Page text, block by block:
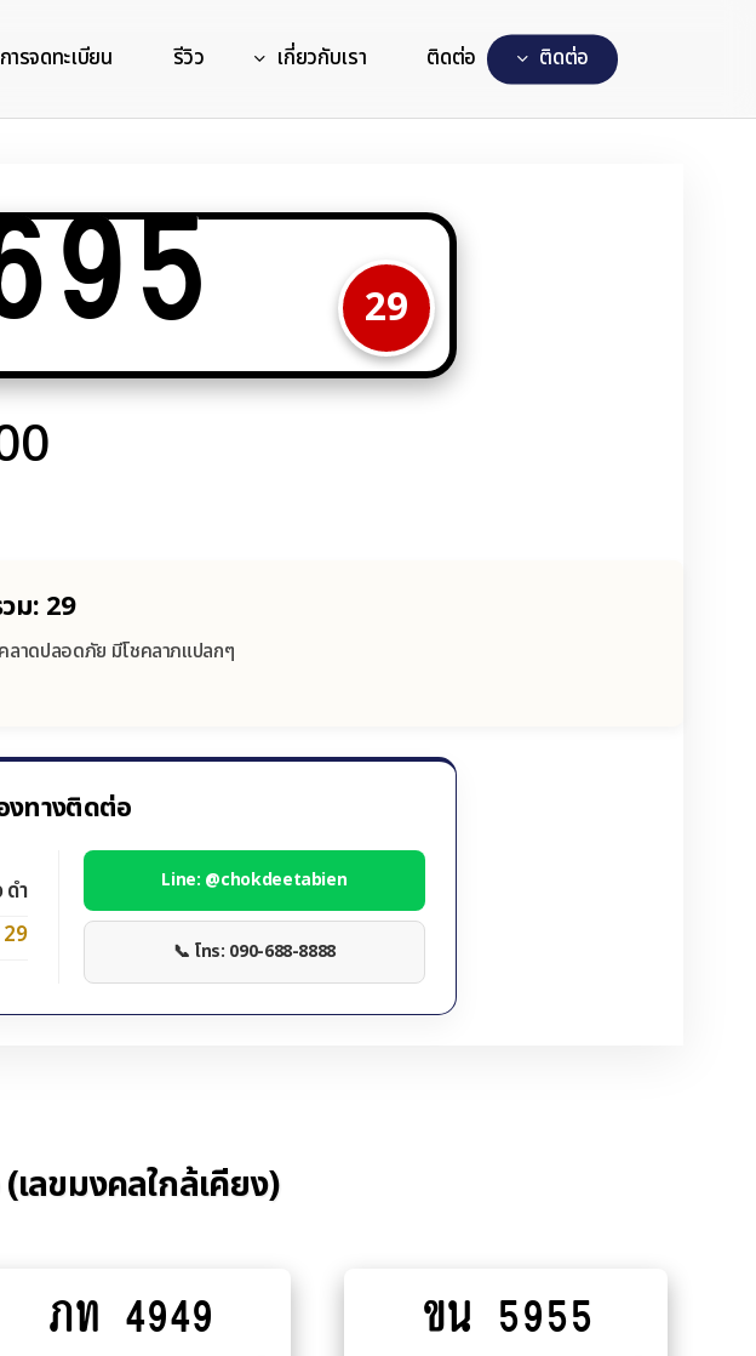
ารจดทะเบียน รีวิว เกี่ยวกับเรา ติดต่อ ตดตอ
29
ม: 29
ลาดปลอดภัย มีโชคลาภแปลกๆ
งทางติดต่อ
ดำ
29
Line: @chokdeetabien
📞 โทร: 090-688-8888
ลขมงคลใกล้เคียง)
Add
to
ภท 4949
Add
to
ขน 5955